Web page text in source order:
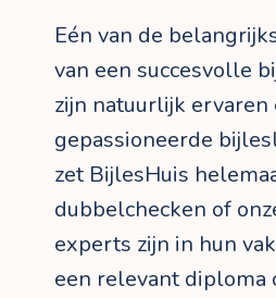
Eén van de
van een succesvolle
zijn natuurlijk ervaren
gepassioneerde
zet BijlesHuis
dubbelchecken of
experts zijn in hun
een relevant diploma